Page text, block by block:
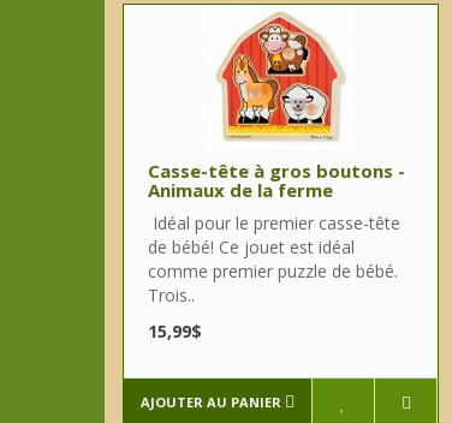
Casse-tête à gros boutons -
Animaux de la ferme
Idéal pour le premier casse-tête
de bébé! Ce jouet est idéal
comme premier puzzle de bébé.
Trois..
15,99$
AJOUTER AU PANIER